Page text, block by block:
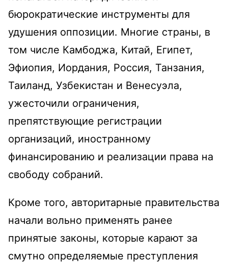
бюрократические инструменты для
удушения оппозиции. Многие страны, в
том числе Камбоджа, Китай, Египет,
Эфиопия, Иордания, Россия, Танзания,
Таиланд, Узбекистан и Венесуэла,
ужесточили ограничения,
препятствующие регистрации
организаций, иностранному
финансированию и реализации права на
свободу собраний.
Кроме того, авторитарные правительства
начали вольно применять ранее
принятые законы, которые карают за
смутно определяемые преступления